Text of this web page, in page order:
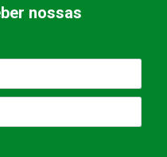
nossas